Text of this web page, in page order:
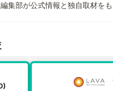
集部が公式情報と独自取材をも